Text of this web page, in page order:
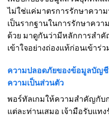
ไม่ใช่แค่มาตรการรักษาควา
เป็นรากฐานในการรักษาควา
ด้วย มาดูกันว่ามีหลักการสำ
เข้าใจอย่างถ่องแท้ก่อนเข้าร่ว
ความปลอดภัยของข้อมูลบัญชี
ความเป็นส่วนตัว
พอร์ทัลเกมให้ความสำคัญกับ
แต่ละท่านเสมอ เจ้ามือรับแท